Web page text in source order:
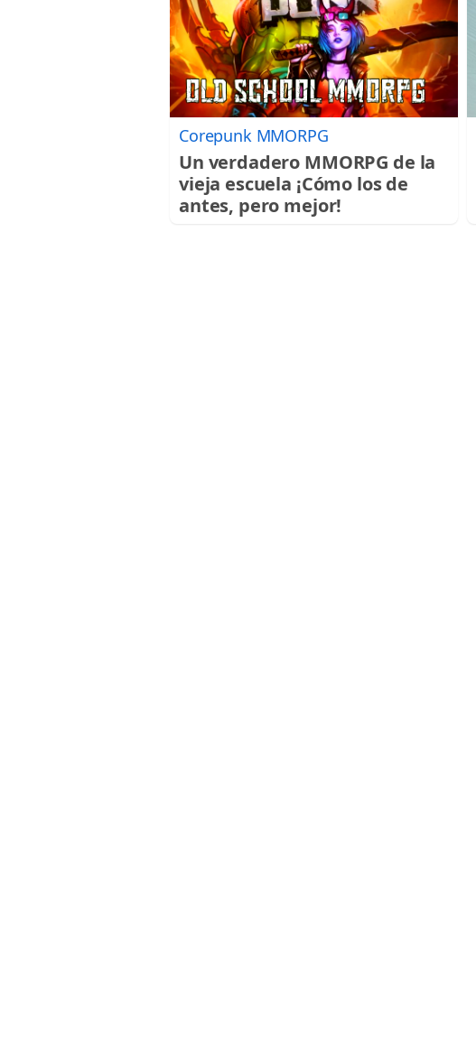
Corepunk MMORPG
Un verdadero MMORPG de la
vieja escuela ¡Cómo los de
antes, pero mejor!